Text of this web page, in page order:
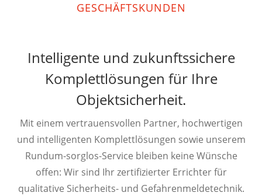
GESCHÄFTSKUNDEN
Intelligente und zukunftssichere
Komplettlösungen für Ihre
Objektsicherheit.
Mit einem vertrauensvollen Partner, hochwertigen
und intelligenten Komplettlösungen sowie unserem
Rundum-sorglos-Service bleiben keine Wünsche
offen: Wir sind Ihr zertifizierter Errichter für
qualitative Sicherheits- und Gefahrenmeldetechnik.